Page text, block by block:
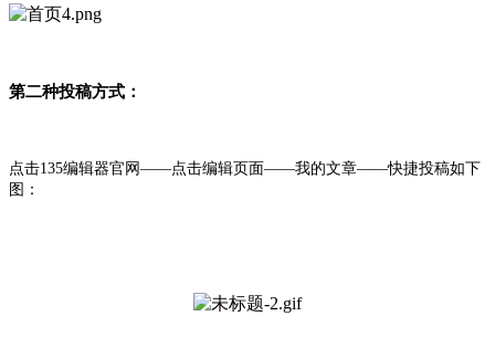
第二种投稿方式：
点击135编辑器官网——点击编辑页面——我的文章——快捷投稿如下
图：